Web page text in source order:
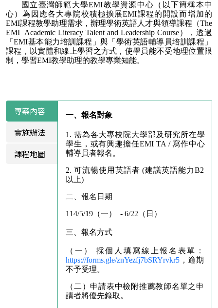
國立臺灣師範大學EMI教學資源中心（以下簡稱本中
心）為因應各大專院校積極擴展EMI課程的開設而增加的
EMI課程教學助理需求，辦理學術英語人才與領導課程（The
EMI  Academic Literacy Talent and Leadership Course），透過
「EMI基本能力培訓課程」與「學術英語輔導員培訓課程」
課程，以實體和線上學習之方式，使學員能不受地理位置限
制，學習EMI教學助理的教學專業知能。
專案內容
實施辦法
課程地圖
一、報名對象
1. 需為各大專校院大學部及研究所在學
學生，或有興趣擔任EMI TA / 寫作中心
輔導員者報名。
2. 可流暢使用英語者 (建議英語能力B2
以上)
二、報名日期
114/5/19（一）  - 6/22（日）
三、報名方式
（一） 採個人填寫線上報名表單：
https://forms.gle/znYezfj7bSRYrvkr5 ，逾期
不予受理。
（二）申請表中檢附推薦教師名單之申
請者將優先錄取。